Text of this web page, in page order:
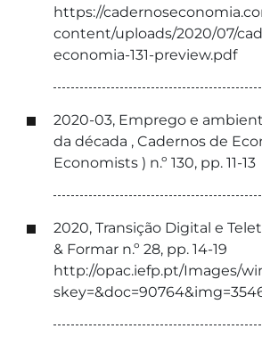
https://
content/uploads/2020/07/
economia-131-preview.pdf
2020-03, Emprego e
da década , Cadernos de
Economists ) n.º 130, pp. 11-13
2020, Transição Digital e
& Formar n.º 28, pp. 14-19
http://opac.iefp.pt/Images/